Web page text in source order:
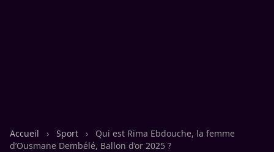
Accueil › Sport ›
Qui est Rima Ebdouche, la femme
d’Ousmane Dembélé, Ballon d’or 2025 ?